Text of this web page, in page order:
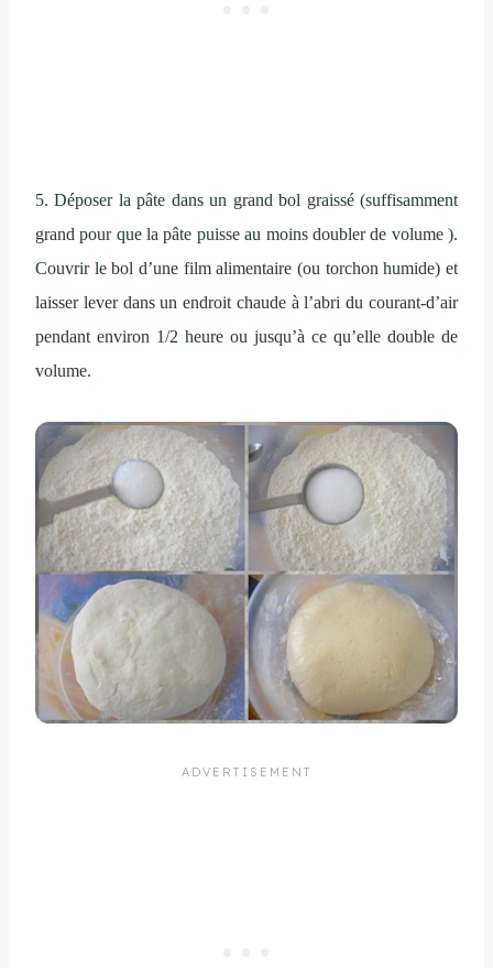
5.Déposer la pâte dansun grand bol graissé(suffisamment
grand pour que la pâte puisse au moins doubler de volume ).
Couvrir le bol d’une film alimentaire (ou torchon humide) et
laisser lever dansun endroit chaude à l’abri du courant-d’air
pendant environ 1/2 heure ou jusqu’à ce qu’elle double de
volume.